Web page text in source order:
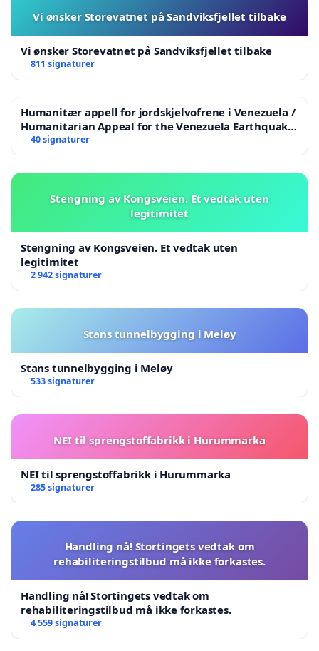
Vi ønsker Storevatnet på Sandviksfjellet tilbake
Vi ønsker Storevatnet på Sandviksfjellet tilbake
811 signaturer
Humanitær appell for jordskjelvofrene i Venezuela /
Humanitarian Appeal for the Venezuela Earthquake
Victims
40 signaturer
Stengning av Kongsveien. Et vedtak uten
legitimitet
Stengning av Kongsveien. Et vedtak uten
legitimitet
2 942 signaturer
Stans tunnelbygging i Meløy
Stans tunnelbygging i Meløy
533 signaturer
NEI til sprengstoffabrikk i Hurummarka
NEI til sprengstoffabrikk i Hurummarka
285 signaturer
Handling nå! Stortingets vedtak om
rehabiliteringstilbud må ikke forkastes.
Handling nå! Stortingets vedtak om
rehabiliteringstilbud må ikke forkastes.
4 559 signaturer